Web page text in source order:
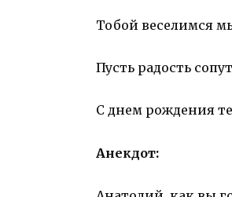
Тобой веселимся
Пусть радость
С днем рождения
Анекдот: